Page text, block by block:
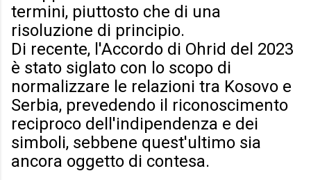
termini, piuttosto che di una
risoluzione di principio.
Di recente, l'Accordo di Ohrid del 2023
è stato siglato con lo scopo di
normalizzare le relazioni tra Kosovo e
Serbia, prevedendo il riconoscimento
reciproco dell'indipendenza e dei
simboli, sebbene quest'ultimo sia
ancora oggetto di contesa.